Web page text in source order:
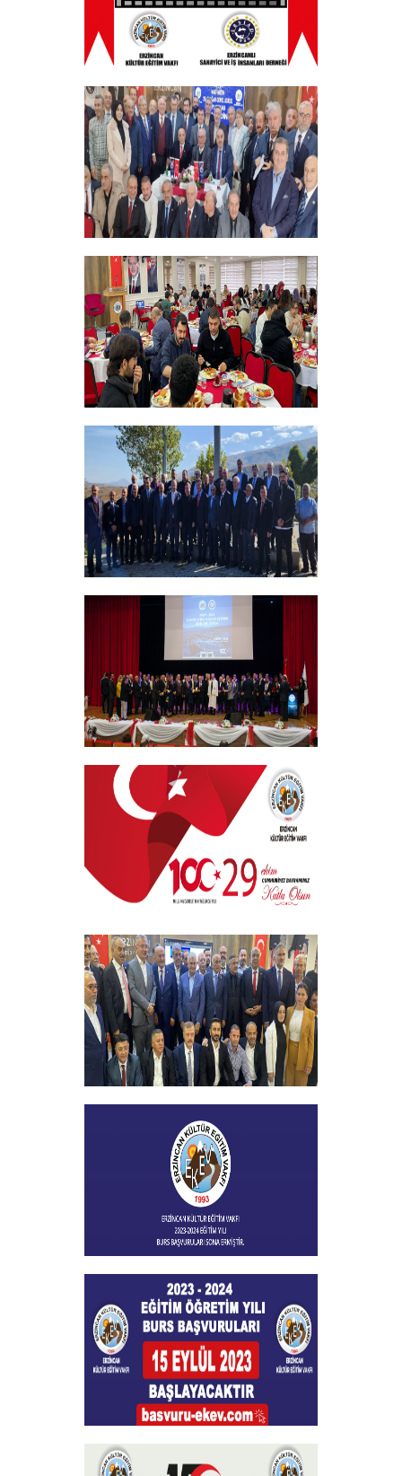
ERZINCAN VE TÜM SEHITLERI ANMA
PROGRAMI
+
Vakfımızın 28. Olağan genel kurulu
Yapıldı
+
Bursiyer Tanışma Toplantısı Yapıldı
+
Vakıf Yönetim Kurulumuz Erzincan
Kemah'da Bir Takım Ziyaretlerde
+
EKEV “Akademik Bilim, Sanat ve Spor
Ödülleri” Töreni Yapıldı
+
29 EKİM CUMHURİYET BAYRAMI
+
Vakfımızın 2023-2024 Yılı Burs
Toplantısı Yapıldı
+
Burs Başvuları Sona Ermiştir
+
Burs Başvuruları